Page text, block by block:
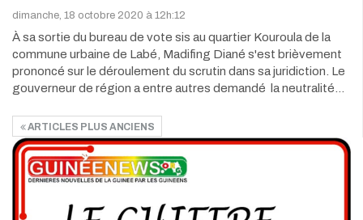
dimanche, 18 octobre 2020 à 12h:12
À sa sortie du bureau de vote sis au quartier Kouroula de la
commune urbaine de Labé, Madifing Diané s'est brièvement
prononcé sur le déroulement du scrutin dans sa juridiction. Le
gouverneur de région a entre autres demandé la neutralité…
ARTICLES PLUS ANCIENS